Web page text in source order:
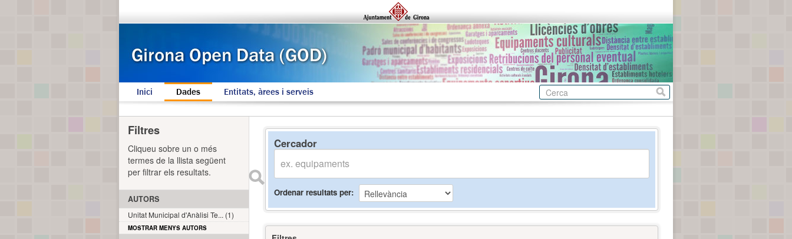
Inici Dades Entitats, àrees i serveis
Cercador
Ordenar resultats per
Filtres
Cliqueu sobre un o més
termes de la llista següent
per filtrar els resultats.
AUTORS
Unitat Municipal d'Anàlisi Te... (1)
MOSTRAR MENYS AUTORS